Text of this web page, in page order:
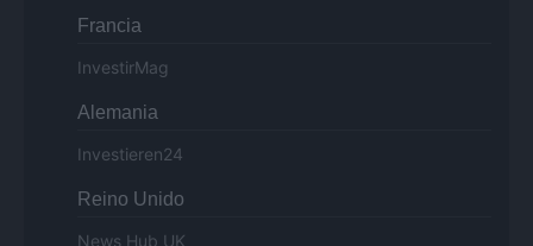
Francia
InvestirMag
Alemania
Investieren24
Reino Unido
News Hub UK